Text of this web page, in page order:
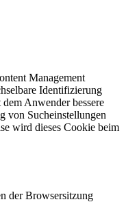
Management
Identifizierung
Anwender bessere
von Sucheinstellungen
wird dieses Cookie beim
der Browsersitzung